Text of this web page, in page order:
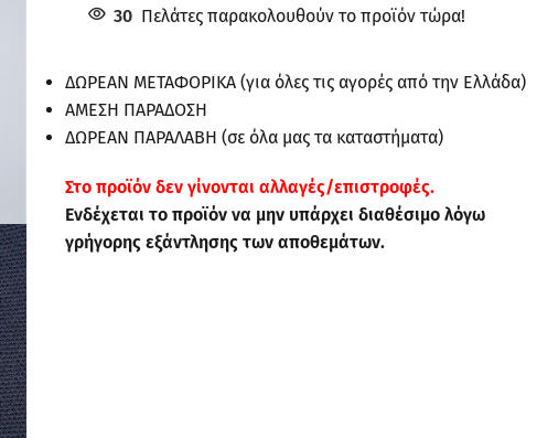
30 Πελάτες παρακολουθούν το προϊόν τώρα!
ΔΩΡΕΑΝ ΜΕΤΑΦΟΡΙΚΑ (για όλες τις αγορές από την Ελλάδα)
ΑΜΕΣΗ ΠΑΡΑΔΟΣΗ
ΔΩΡΕΑΝ ΠΑΡΑΛΑΒΗ (σε όλα μας τα καταστήματα)
Στo προϊόν δεν γίνονται αλλαγές/επιστροφές.
Ενδέχεται το προϊόν να μην υπάρχει διαθέσιμο λόγω
γρήγορης εξάντλησης των αποθεμάτων.